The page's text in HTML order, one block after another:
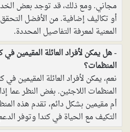
مجاني. ومع ذلك، قد توجد بعض
أو تكاليف إضافية. من الأفضل
المعنية لمعرفة التفاصيل المحددة.
هل يمكن لأفراد العائلة المقيمين
المنظمات؟
نعم، يمكن لأفراد العائلة المقيمين
المنظمات اللاجئين. بغض النظر عما
أم مقيمين بشكل دائم، تقدم هذه
التكيف مع الحياة في كندا وتوفر